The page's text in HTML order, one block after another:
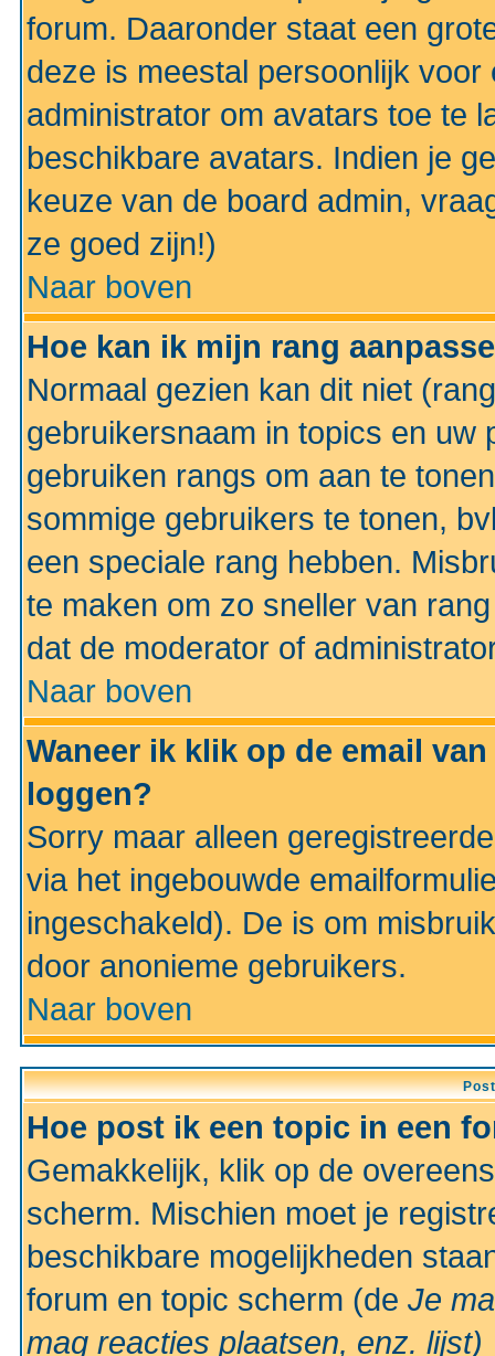
forum. Daaronder staat een
deze is meestal persoonlijk
administrator om avatars toe te
beschikbare avatars. Indien je
keuze van de board admin,
ze goed zijn!)
Naar boven
Hoe kan ik mijn rang
Normaal gezien kan dit niet
gebruikersnaam in topics en uw
gebruiken rangs om aan te
sommige gebruikers te tonen,
een speciale rang hebben.
te maken om zo sneller van
dat de moderator of
Naar boven
Waneer ik klik op de email
loggen?
Sorry maar alleen
via het ingebouwde
ingeschakeld). De is om
door anonieme gebruikers.
Naar boven
Hoe post ik een topic in een
Gemakkelijk, klik op de
scherm. Mischien moet je
beschikbare mogelijkheden
forum en topic scherm (de Je
mag reacties plaatsen, enz. lijst)